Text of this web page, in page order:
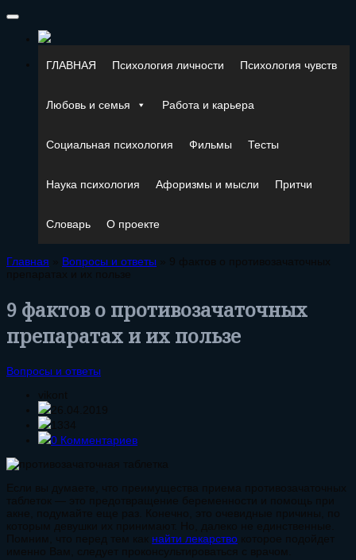
ГЛАВНАЯ Психология личности Психология чувств
Любовь и семья Работа и карьера
Социальная психология Фильмы Тесты
Наука психология Афоризмы и мысли Притчи
Словарь О проекте
Главная » Вопросы и ответы » 9 фактов о противозачаточных
препаратах и их пользе
9 фактов о противозачаточных
препаратах и их пользе
Вопросы и ответы
vikont
26.04.2019
1334
0 Комментариев
Если вы думаете, что преимущества приема противозачаточных
таблеток — это предотвращение беременности и помощь при
акне, подумайте еще раз. Конечно, это очевидные причины, по
которым девушки их принимают. Но, далеко не единственные.
Помним, что перед тем как найти лекарство которое подойдет
именно Вам, следует проконсультироваться с врачом.